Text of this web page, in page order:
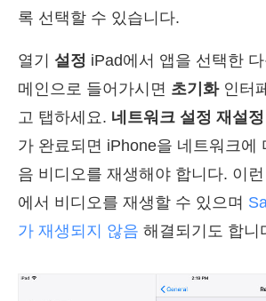
록 선택할 수 있습니다.
열기 설정 iPad에서 앱을 선택한
메인으로 들어가시면 초기화인터
고 탭하세요. 네트워크 설정 재설정
가 완료되면 iPhone을 네트워크에
음 비디오를 재생해야 합니다. 이
에서 비디오를 재생할 수 있으며
가 재생되지 않음 해결되기도 합니